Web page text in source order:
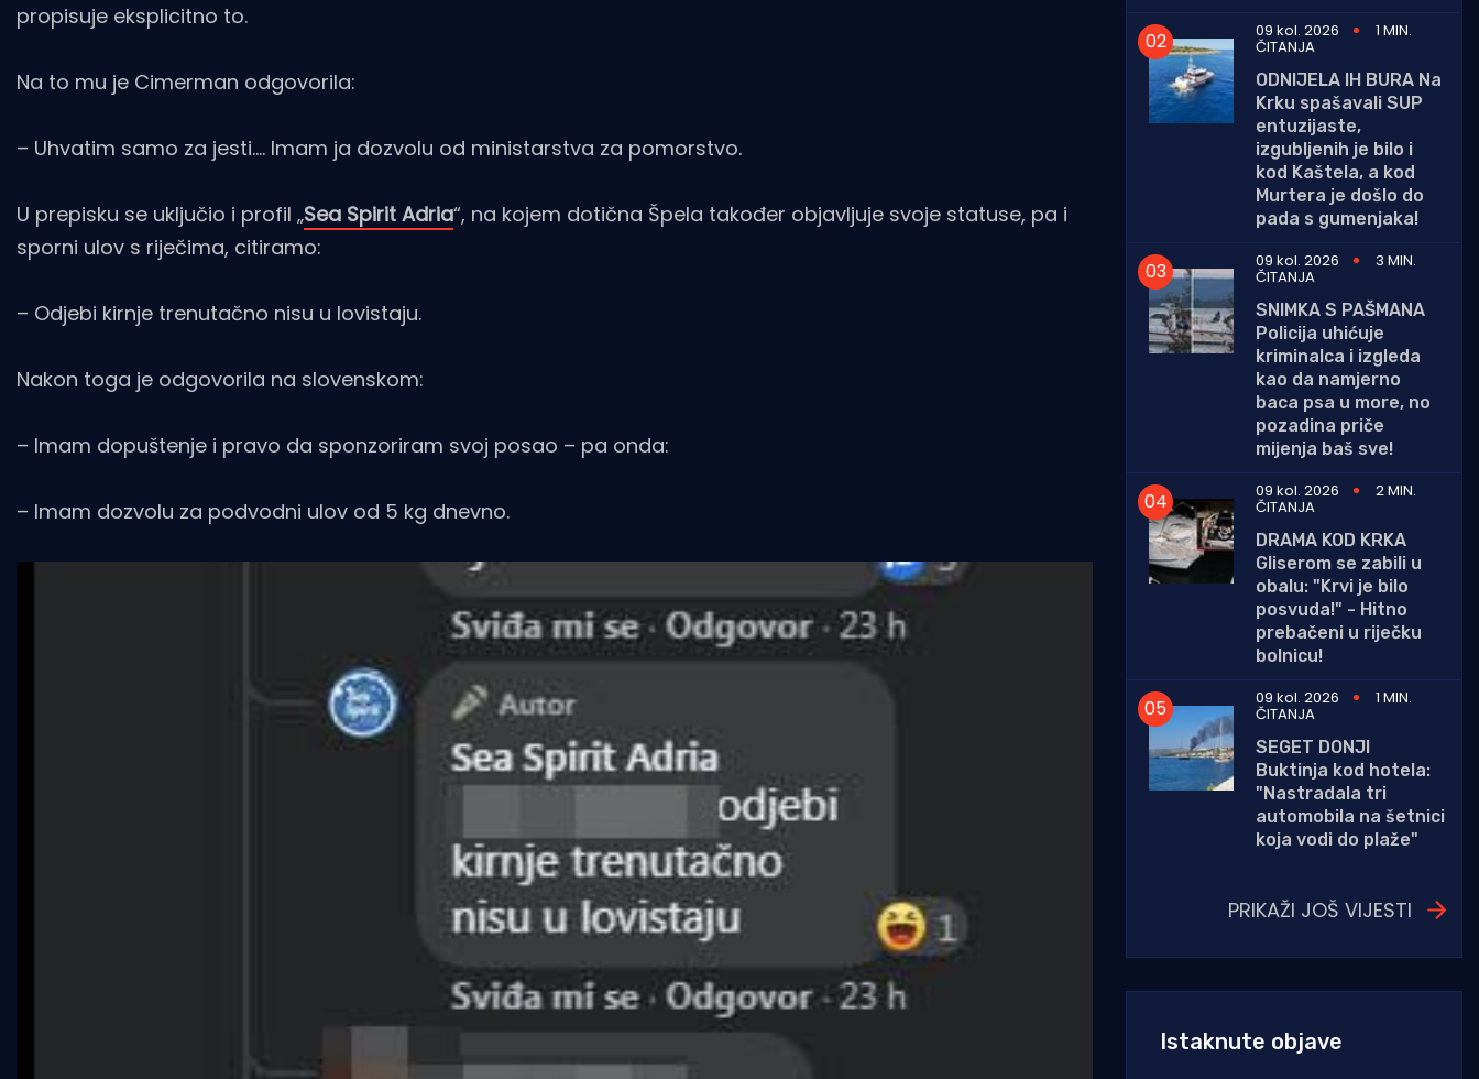
propisuje eksplicitno to.
Na to mu je Cimerman odgovorila:
– Uhvatim samo za jesti…. Imam ja dozvolu od ministarstva za pomorstvo.
U prepisku se uključio i profil „Sea Spirit Adria“, na kojem dotična Špela također objavljuje svoje statuse, pa i
sporni ulov s riječima, citiramo:
– Odjebi kirnje trenutačno nisu u lovistaju.
Nakon toga je odgovorila na slovenskom:
– Imam dopuštenje i pravo da sponzoriram svoj posao – pa onda:
– Imam dozvolu za podvodni ulov od 5 kg dnevno.
09 kol. 2026
1 MIN.
ČITANJA
ODNIJELA IH BURA Na
Krku spašavali SUP
entuzijaste,
izgubljenih je bilo i
kod Kaštela, a kod
Murtera je došlo do
pada s gumenjaka!
09 kol. 2026
3 MIN.
ČITANJA
SNIMKA S PAŠMANA
Policija uhićuje
kriminalca i izgleda
kao da namjerno
baca psa u more, no
pozadina priče
mijenja baš sve!
09 kol. 2026
2 MIN.
ČITANJA
DRAMA KOD KRKA
Gliserom se zabili u
obalu: "Krvi je bilo
posvuda!" - Hitno
prebačeni u riječku
bolnicu!
09 kol. 2026
1 MIN.
ČITANJA
SEGET DONJI
Buktinja kod hotela:
"Nastradala tri
automobila na šetnici
koja vodi do plaže"
PRIKAŽI JOŠ VIJESTI
Istaknute objave